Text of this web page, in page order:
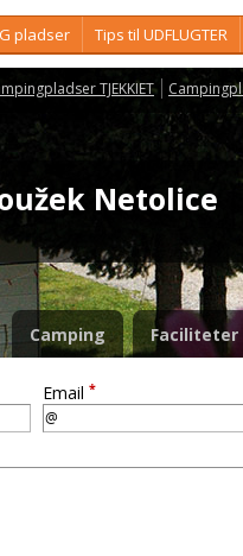
pladser Tips til UDFLUGTER
TJEKKIET
Netolice
Camping Faciliteter
Email *